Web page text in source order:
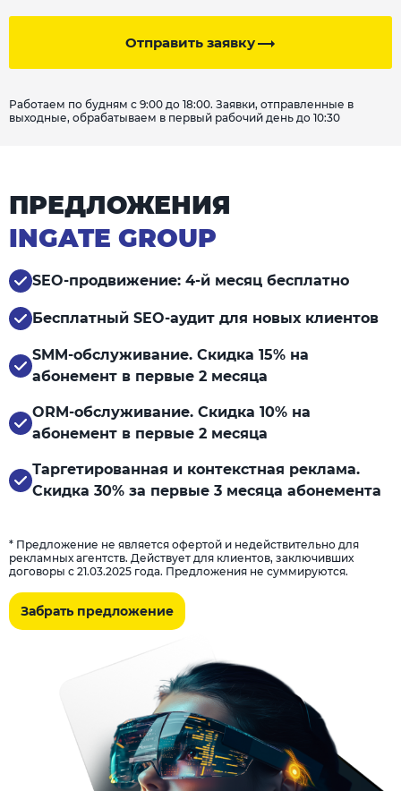
Отправить заявку
Работаем по будням с 9:00 до 18:00. Заявки, отправленные в
выходные, обрабатываем в первый рабочий день до 10:30
ПРЕДЛОЖЕНИЯ
INGATE GROUP
SEO-продвижение: 4-й месяц бесплатно
Бесплатный SEO-аудит для новых клиентов
SMM-обслуживание. Скидка 15% на
абонемент в первые 2 месяца
ORM-обслуживание. Скидка 10% на
абонемент в первые 2 месяца
Таргетированная и контекстная реклама.
Скидка 30% за первые 3 месяца абонемента
* Предложение не является офертой и недействительно для
рекламных агентств. Действует для клиентов, заключивших
договоры с 21.03.2025 года. Предложения не суммируются.
Забрать предложение